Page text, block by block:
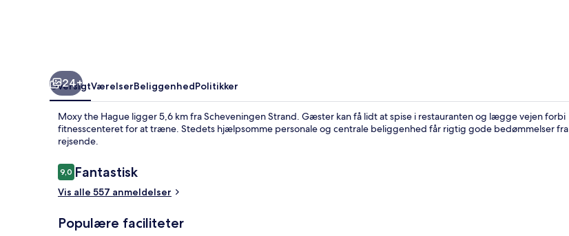
24+
OversigtVærelserBeliggenhedPolitikker
Moxy the Hague ligger 5,6 km fra Scheveningen Strand. Gæster kan få lidt at spise i restauranten og lægge vejen forbi
fitnesscenteret for at træne. Stedets hjælpsomme personale og centrale beliggenhed får rigtig gode bedømmelser fra
rejsende.
Anmeldelser
9,09,0 ud af 10.
Fantastisk
Vis alle 557 anmeldelser
Populære faciliteter